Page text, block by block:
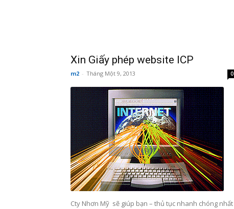
Xin Giấy phép website ICP
m2 - Tháng Một 9, 2013 0
Cty Nhơn Mỹ sẽ giúp bạn – thủ tục nhanh chóng nhất